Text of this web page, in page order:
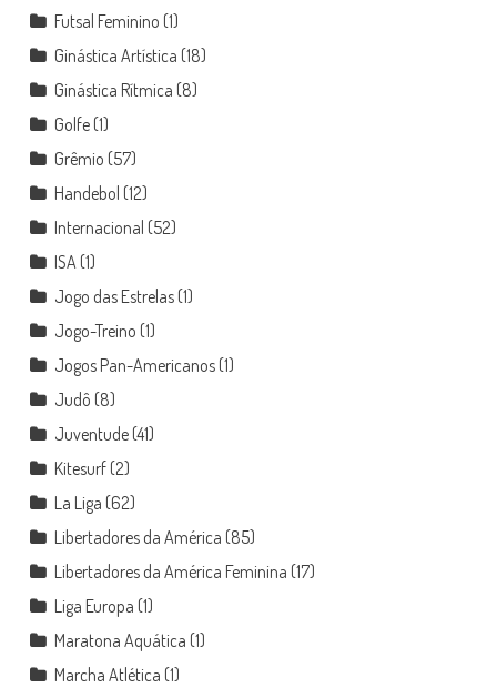
Futsal Feminino (1)
Ginástica Artística (18)
Ginástica Rítmica (8)
Golfe(1)
Grêmio (57)
Handebol (12)
Internacional (52)
ISA(1)
Jogo das Estrelas(1)
Jogo-Treino (1)
Jogos Pan-Americanos(1)
Judô (8)
Juventude(41)
Kitesurf(2)
La Liga (62)
Libertadores da América (85)
Libertadores da América Feminina (17)
Liga Europa (1)
Maratona Aquática (1)
Marcha Atlética (1)